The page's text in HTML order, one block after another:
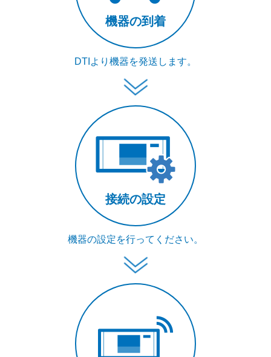
機器の到着
DTIより機器を発送します。
接続の設定
機器の設定を行ってください。